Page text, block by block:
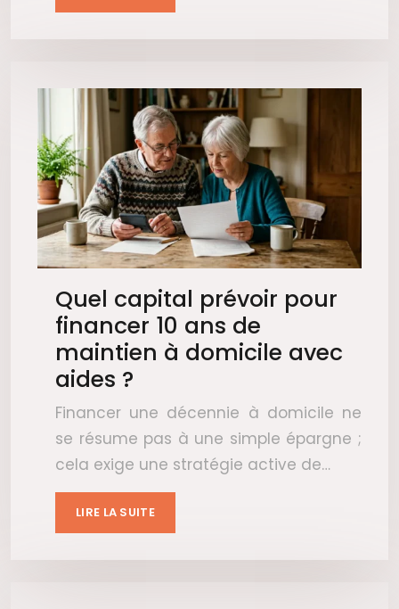
Quel capital prévoir pour
financer 10 ans de
maintien à domicile avec
aides ?
Financer une décennie à domicile ne
se résume pas à une simple épargne ;
cela exige une stratégie active de…
LIRE LA SUITE